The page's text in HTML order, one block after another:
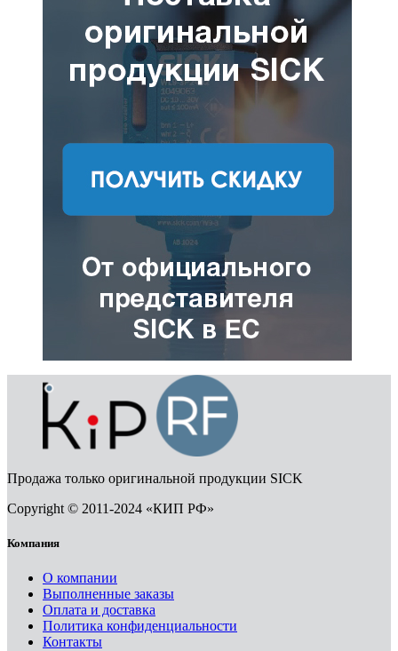
Продажа только оригинальной продукции SICK
Copyright © 2011-2024 «КИП РФ»
Компания
О компании
Выполненные заказы
Оплата и доставка
Политика конфиденциальности
Контакты